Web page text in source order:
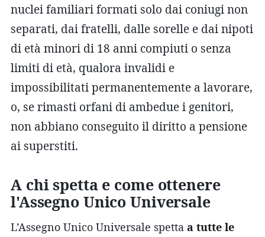
nuclei familiari formati solo dai coniugi non
separati, dai fratelli, dalle sorelle e dai nipoti
di età minori di 18 anni compiuti o senza
limiti di età, qualora invalidi e
impossibilitati permanentemente a lavorare,
o, se rimasti orfani di ambedue i genitori,
non abbiano conseguito il diritto a pensione
ai superstiti.
A chi spetta e come ottenere
l'Assegno Unico Universale
L’Assegno Unico Universale spetta a tutte le